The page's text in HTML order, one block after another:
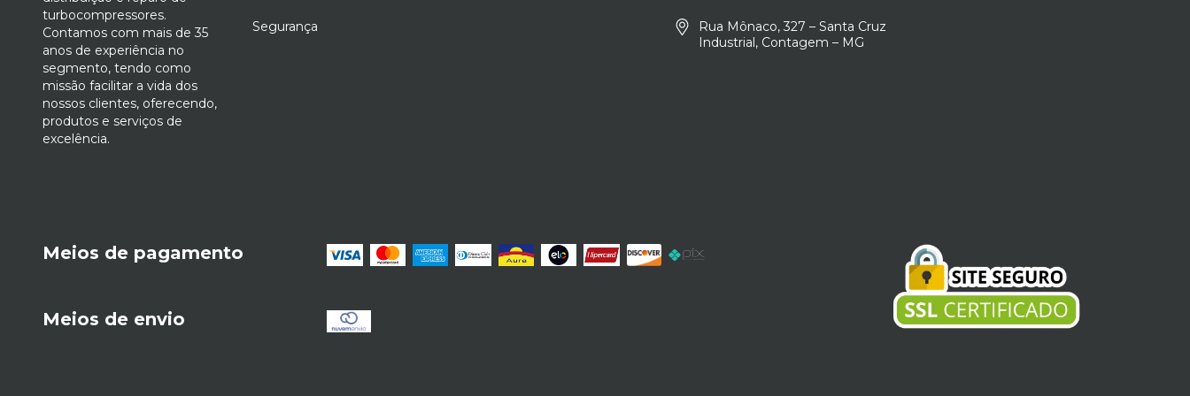
turbocompressores.
Contamos com mais de 35
anos de experiência no
segmento, tendo como
missão facilitar a vida dos
nossos clientes, oferecendo,
produtos e serviços de
excelência.
Segurança
Rua Mônaco, 327 – Santa Cruz
Industrial, Contagem – MG
Meios de pagamento
Meios de envio